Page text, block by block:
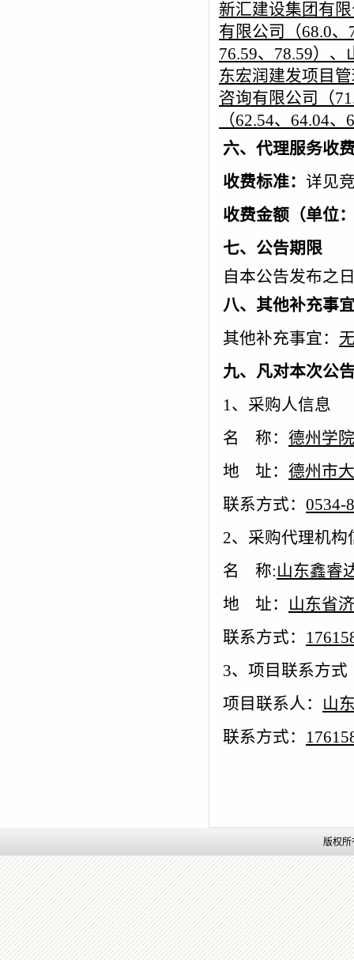
新汇建设集团有
有限公司（68.0
76.59、78.59）
东宏润建发项目
咨询有限公司（
（62.54、64.04、
六、代理服务收
收费标准： 详见
收费金额（单位
七、公告期限
自本公告发布之
八、其他补充事
其他补充事宜：
九、凡对本次公
1、采购人信息
名 称： 德州学院
地 址： 德州市
联系方式： 0534-
2、采购代理机构
名 称:山东鑫睿
地 址： 山东省
联系方式：
3、项目联系方式
项目联系人： 山
联系方式：
版权